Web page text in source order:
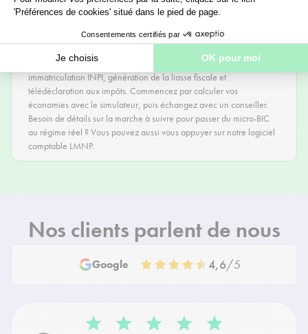
Le passage au régime réel s'effectue par une option auprès de
votre déclaration de revenus. Il faut également être immatriculé et
nous nous occupons de tout gratuitement : levée d'option,
immatriculation INPI, génération de la liasse fiscale et
télédéclaration aux impôts. Commencez par calculer vos
économies avec le simulateur, puis échangez avec un conseiller.
Besoin de détails sur la marche à suivre pour passer du micro-BIC
au régime réel ? Vous pouvez aussi vous appuyer sur notre logiciel
comptable LMNP.
Nos clients parlent de nous
Google 4,6/5